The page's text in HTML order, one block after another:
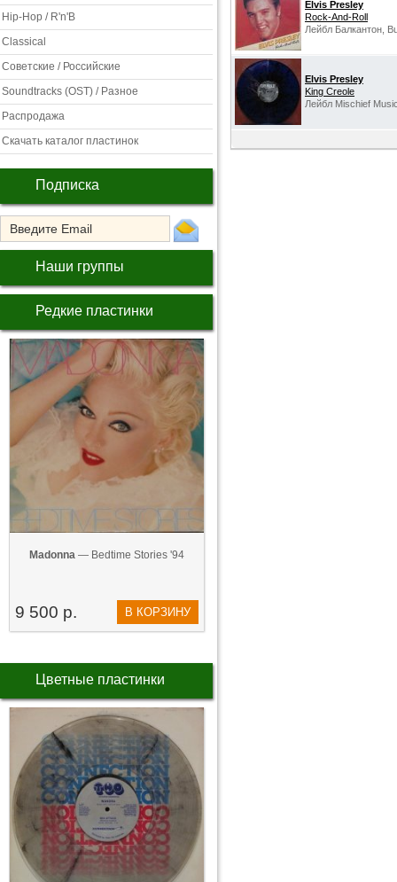
Hip-Hop / R'n'B
Classical
Советские / Российские
Soundtracks (OST) / Разное
Распродажа
Скачать каталог пластинок
Подписка
Наши группы
Редкие пластинки
Madonna — Bedtime Stories '94
9 500 р. В КОРЗИНУ
Цветные пластинки
Elvis Presley
Rock-And-Roll
Лейбл Балкантон,
Elvis Presley
King Creole
Лейбл Mischief